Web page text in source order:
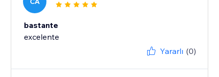
bastante
excelente
Yararlı (0)